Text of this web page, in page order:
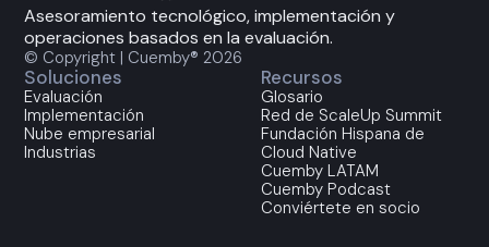
Asesoramiento tecnológico, implementación y
operaciones basados en la evaluación.
© Copyright | Cuemby® 2026
Soluciones
Evaluación
Implementación
Nube empresarial
Industrias
Recursos
Glosario
Red de ScaleUp Summit
Fundación Hispana de
Cloud Native
Cuemby LATAM
Cuemby Podcast
Conviértete en socio